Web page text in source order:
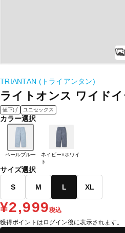
TRIANTAN (トライアンタン)
ライトオンス ワイド
値下げ ユニセックス
カラー選択
ペールブルー
ネイビー×ホワイ
ト
サイズ選択
S M L XL
¥2,999税込
獲得ポイントはログイン後に表示されます。